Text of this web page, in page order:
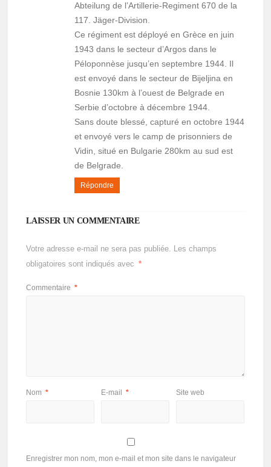
Abteilung de l’Artillerie-Regiment 670 de la
117. Jäger-Division.
Ce régiment est déployé en Grèce en juin
1943 dans le secteur d’Argos dans le
Péloponnèse jusqu’en septembre 1944. Il
est envoyé dans le secteur de Bijeljina en
Bosnie 130km à l’ouest de Belgrade en
Serbie d’octobre à décembre 1944.
Sans doute blessé, capturé en octobre 1944
et envoyé vers le camp de prisonniers de
Vidin, situé en Bulgarie 280km au sud est
de Belgrade.
Répondre
LAISSER UN COMMENTAIRE
Votre adresse e-mail ne sera pas publiée. Les champs
obligatoires sont indiqués avec
*
Commentaire *
Nom * E-mail * Site web
Enregistrer mon nom, mon e-mail et mon site dans le navigateur